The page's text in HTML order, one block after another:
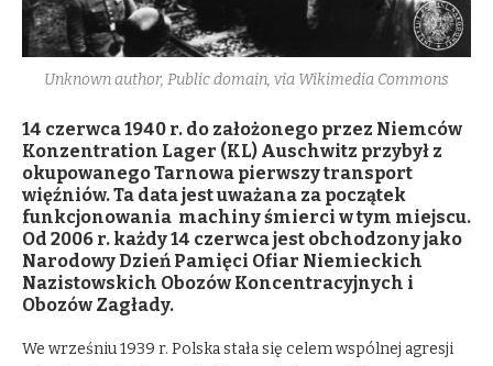
Unknown author, Public domain, via Wikimedia Commons
14 czerwca 1940 r. do założonego przez Niemców
Konzentration Lager (KL) Auschwitz przybył z
okupowanego Tarnowa pierwszy transport
więźniów. Ta data jest uważana za początek
funkcjonowania machiny śmierci w tym miejscu.
Od 2006 r. każdy 14 czerwca jest obchodzony jako
Narodowy Dzień Pamięci Ofiar Niemieckich
Nazistowskich Obozów Koncentracyjnych i
Obozów Zagłady.
We wrześniu 1939 r. Polska stała się celem wspólnej agresji